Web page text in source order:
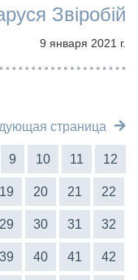
Звіробій
9 января 2021 г.
страница
9 10 11 12
19 20 21 22
29 30 31 32
39 40 41 42